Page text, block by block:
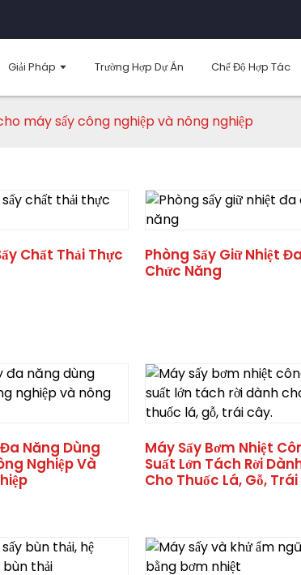
Giải Pháp Trường Hợp Dự Án Chế Độ Hợp Tác
máy sấy công nghiệp và nông nghiệp
Chất Thải Thực
Phòng Sấy Giữ Nhiệt Đa
Chức Năng
Năng Dùng
Nghiệp Và
Máy Sấy Bơm Nhiệt
Suất Lớn Tách Rời
Cho Thuốc Lá, Gỗ,